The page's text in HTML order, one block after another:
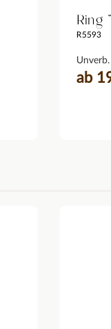
Ring
R5593
ab